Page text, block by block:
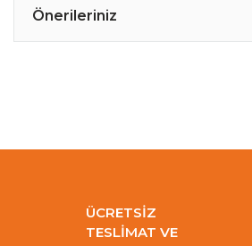
Önerileriniz
ÜCRETSİZ
TESLİMAT VE